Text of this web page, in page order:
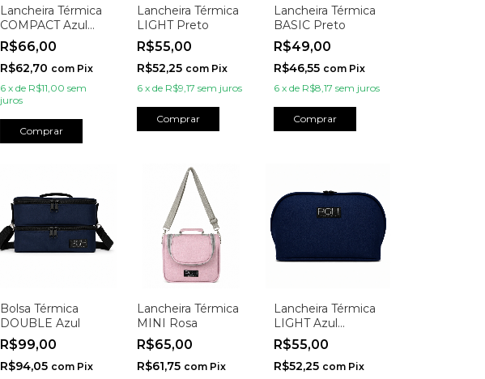
Lancheira Térmica
COMPACT Azul
Marinho
R$66,00
R$62,70 com Pix
6 x de R$11,00 sem
juros
Comprar
Lancheira Térmica
LIGHT Preto
R$55,00
R$52,25 com Pix
6 x de R$9,17 sem juros
Comprar
Lancheira Térmica
BASIC Preto
R$49,00
R$46,55 com Pix
6 x de R$8,17 sem juros
Comprar
Bolsa Térmica
DOUBLE Azul
R$99,00
R$94,05 com Pix
Lancheira Térmica
MINI Rosa
R$65,00
R$61,75 com Pix
Lancheira Térmica
LIGHT Azul
Marinho
R$55,00
R$52,25 com Pix